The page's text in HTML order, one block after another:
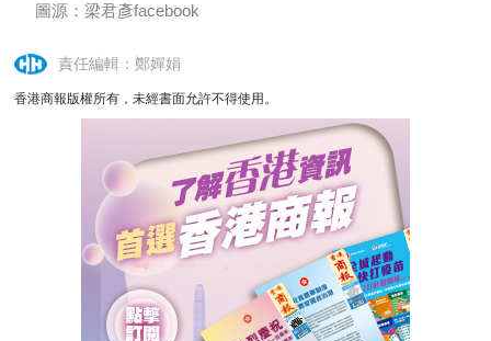
圖源：梁君彥facebook
責任編輯：鄭嬋娟
香港商報版權所有，未經書面允許不得使用。